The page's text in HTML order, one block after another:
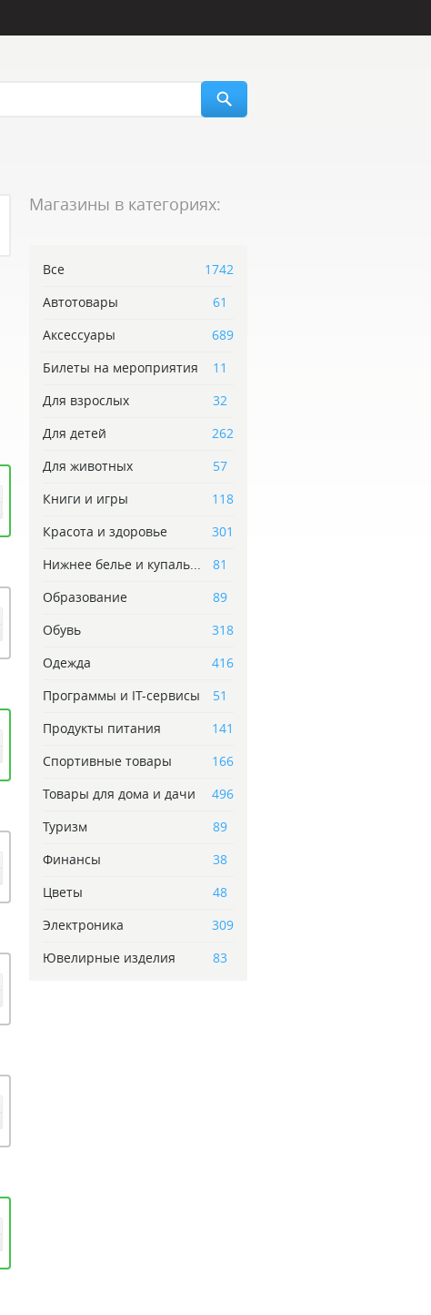
Магазины в категориях:
Все
1742
Автотовары
61
Аксессуары
689
Билеты на мероприятия
11
Для взрослых
32
Для детей
262
Для животных
57
Книги и игры
118
Красота и здоровье
301
Нижнее белье и купаль...
81
Образование
89
Обувь
318
Одежда
416
Программы и IT-сервисы
51
Продукты питания
141
Спортивные товары
166
Товары для дома и дачи
496
Туризм
89
Финансы
38
Цветы
48
Электроника
309
Ювелирные изделия
83